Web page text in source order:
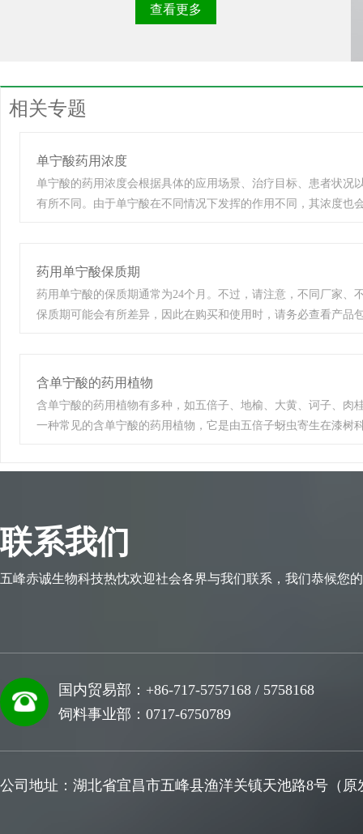
查看更多
相关专题
单宁酸药用浓度
单宁酸的药用浓度会根据具体的应用场景、治疗目标、患者状况
有所不同。由于单宁酸在不同情况下发挥的作用不同，其浓度也
的耐受性进行调整。 此外，单宁酸在不同类型的药物或产品中的
药用单宁酸保质期
药用单宁酸的保质期通常为24个月。不过，请注意，不同厂家、
保质期可能会有所差异，因此在购买和使用时，请务必查看产品
物质，使用时需遵循专业医疗人员或药剂师的建议，以确保安全
含单宁酸的药用植物
含单宁酸的药用植物有多种，如五倍子、地榆、大黄、诃子、肉
一种常见的含单宁酸的药用植物，它是由五倍子蚜虫寄生在漆树
注意的是，虽然这些植物含有单宁酸并具有一定的药用价值，但
人员的建议和指导，确保安全有效地使用。同时，对于药用植物
联系我们
五峰赤诚生物科技热忱欢迎社会各界与我们联系，我们恭候您
国内贸易部：+86-717-5757168 / 5758168
饲料事业部：0717-6750789
公司地址：湖北省宜昌市五峰县渔洋关镇天池路8号（原